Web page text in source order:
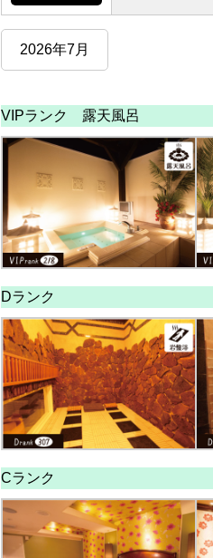
2026年7月
VIPランク 露天風呂
Dランク
Cランク